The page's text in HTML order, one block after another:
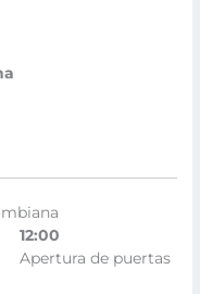
12:00
Apertura de puertas